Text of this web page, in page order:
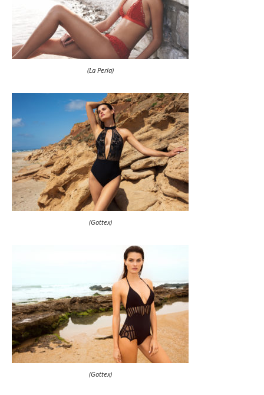
(La Perla)
(Gottex)
(Gottex)